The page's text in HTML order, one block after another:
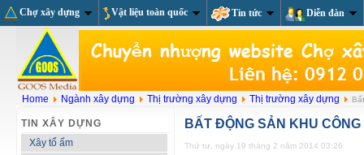
Chợ xây dựng Vật liệu toàn quốc Tin tức Diễn đàn
Home Ngành xây dựng Thị trường xây dựng Thị trường xây dựng
TIN XÂY DỰNG
Xây tổ ấm
BẤT ĐỘNG SẢN KHU
Thứ tư, ngày 19 tháng 2 năm 2014 03:26